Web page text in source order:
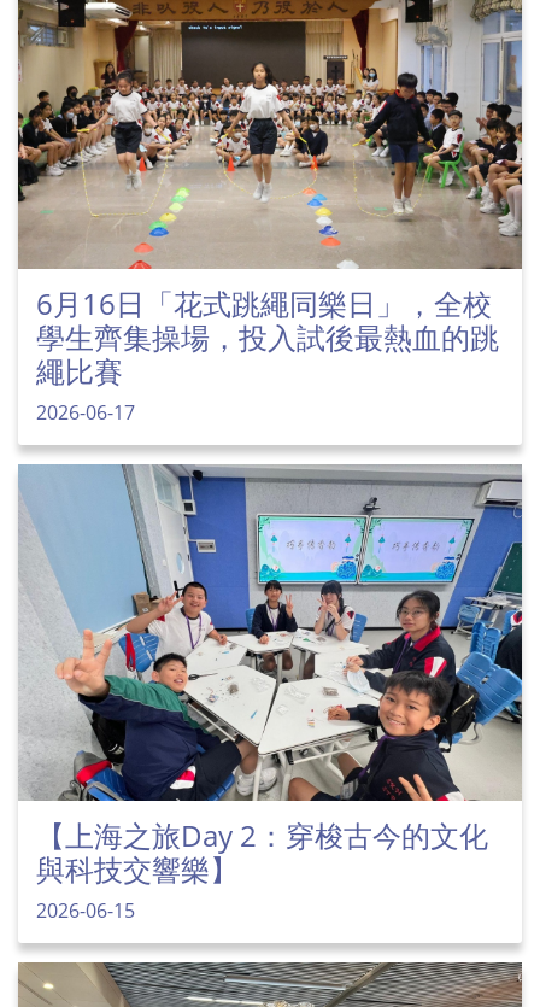
6月16日「花式跳繩同樂日」，全校
學生齊集操場，投入試後最熱血的跳
繩比賽
2026-06-17
【上海之旅Day 2：穿梭古今的文化
與科技交響樂】
2026-06-15